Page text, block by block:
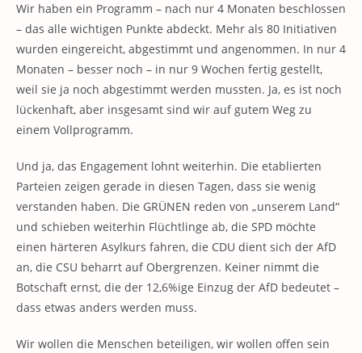
Wir haben ein Programm – nach nur 4 Monaten beschlossen
– das alle wichtigen Punkte abdeckt. Mehr als 80 Initiativen
wurden eingereicht, abgestimmt und angenommen. In nur 4
Monaten – besser noch – in nur 9 Wochen fertig gestellt,
weil sie ja noch abgestimmt werden mussten. Ja, es ist noch
lückenhaft, aber insgesamt sind wir auf gutem Weg zu
einem Vollprogramm.
Und ja, das Engagement lohnt weiterhin. Die etablierten
Parteien zeigen gerade in diesen Tagen, dass sie wenig
verstanden haben. Die GRÜNEN reden von „unserem Land“
und schieben weiterhin Flüchtlinge ab, die SPD möchte
einen härteren Asylkurs fahren, die CDU dient sich der AfD
an, die CSU beharrt auf Obergrenzen. Keiner nimmt die
Botschaft ernst, die der 12,6%ige Einzug der AfD bedeutet –
dass etwas anders werden muss.
Wir wollen die Menschen beteiligen, wir wollen offen sein